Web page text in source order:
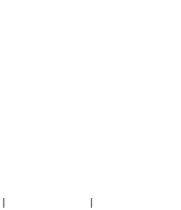
| |